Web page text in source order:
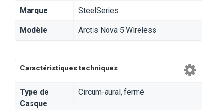
Marque SteelSeries
Modèle Arctis Nova 5 Wireless
Caractéristiques techniques
Type de
Casque
Circum-aural, fermé